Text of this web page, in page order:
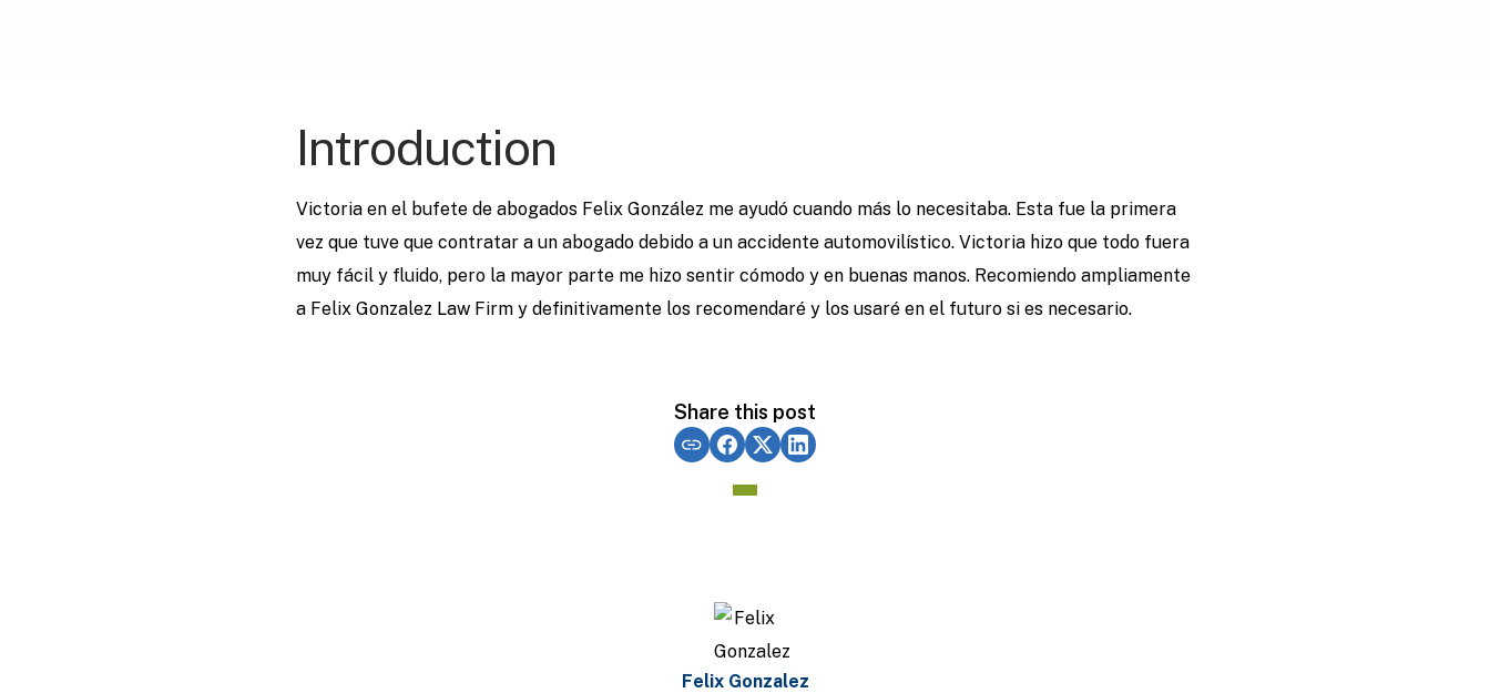
Introduction
Victoria en el bufete de abogados Felix González me ayudó cuando más lo necesitaba. Esta fue la primera
vez que tuve que contratar a un abogado debido a un accidente automovilístico. Victoria hizo que todo fuera
muy fácil y fluido, pero la mayor parte me hizo sentir cómodo y en buenas manos. Recomiendo ampliamente
a Felix Gonzalez Law Firm y definitivamente los recomendaré y los usaré en el futuro si es necesario.
Share this post
Felix Gonzalez